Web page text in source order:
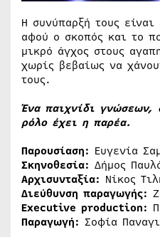
Η συνύπαρξή τους
αφού ο σκοπός και το
μικρό άγχος στους
χωρίς βεβαίως να
τους.
Ένα παιχνίδι γνώσεων,
ρόλο έχει η παρέα.
Παρουσίαση: Ευγενία
Σκηνοθεσία: Δήμος
Αρχισυνταξία: Νίκος
Διεύθυνση παραγωγής:
Executive production:
Παραγωγή: Σοφία